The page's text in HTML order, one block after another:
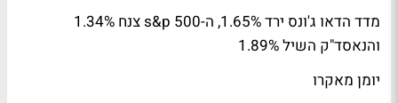
מדד הדאו ג'ונס ירד 1.65%, ה-s&p 500 צנח 1.34%
והנאסד"ק השיל 1.89%
יומן מאקרו